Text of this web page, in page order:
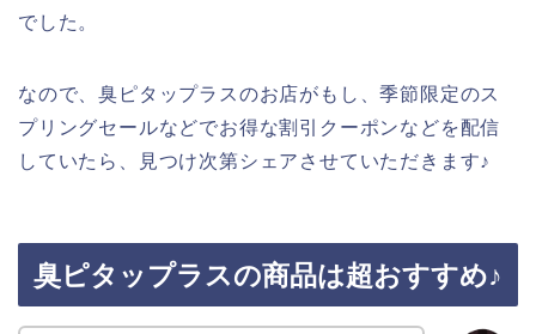
でした。
なので、臭ピタップラスのお店がもし、季節限定のス
プリングセールなどでお得な割引クーポンなどを配信
していたら、見つけ次第シェアさせていただきます♪
臭ピタップラスの商品は超おすすめ♪